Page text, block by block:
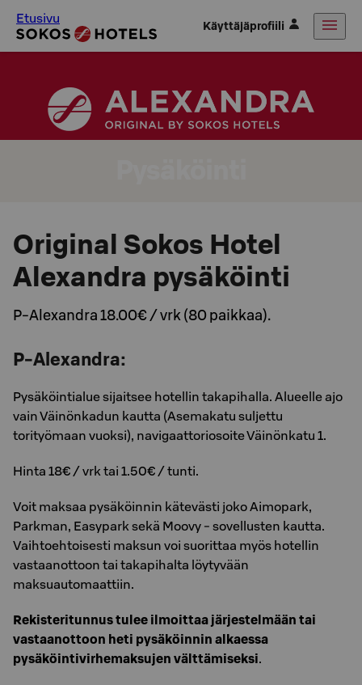
Etusivu Käyttäjäprofiili
Original Sokos Hotel
Alexandra pysäköinti
P-Alexandra 18.00€ / vrk (80 paikkaa).
P-Alexandra:
Pysäköintialue sijaitsee hotellin takapihalla. Alueelle ajo
vain Väinönkadun kautta (Asemakatu suljettu
torityömaan vuoksi), navigaattoriosoite Väinönkatu 1.
Hinta 18€ / vrk tai 1.50€ / tunti.
Voit maksaa pysäköinnin kätevästi joko Aimopark,
Parkman, Easypark sekä Moovy - sovellusten kautta.
Vaihtoehtoisesti maksun voi suorittaa myös hotellin
vastaanottoon tai takapihalta löytyvään
maksuautomaattiin.
Rekisteritunnus tulee ilmoittaa järjestelmään tai
vastaanottoon heti pysäköinnin alkaessa
pysäköintivirhemaksujen välttämiseksi.